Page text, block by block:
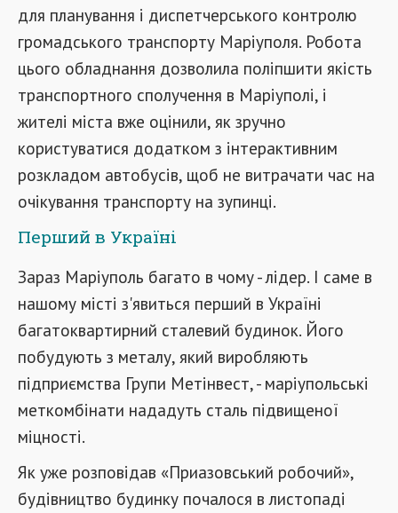
для планування і диспетчерського контролю
громадського транспорту Маріуполя. Робота
цього обладнання дозволила поліпшити якість
транспортного сполучення в Маріуполі, і
жителі міста вже оцінили, як зручно
користуватися додатком з інтерактивним
розкладом автобусів, щоб не витрачати час на
очікування транспорту на зупинці.
Перший в Україні
Зараз Маріуполь багато в чому - лідер. І саме в
нашому місті з'явиться перший в Україні
багатоквартирний сталевий будинок. Його
побудують з металу, який виробляють
підприємства Групи Метінвест, - маріупольські
меткомбінати нададуть сталь підвищеної
міцності.
Як уже розповідав «Приазовський робочий»,
будівництво будинку почалося в листопаді